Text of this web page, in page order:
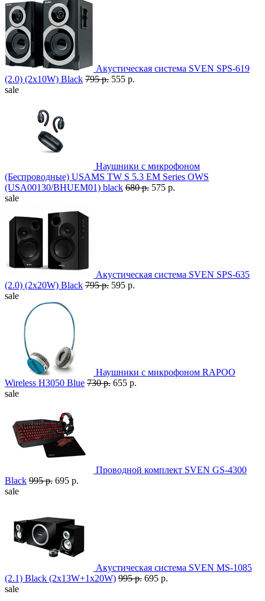
Акустическая система SVEN SPS-619
(2.0) (2x10W) Black 795 р. 555 р.
sale
Наушники с микрофоном
(Беспроводные) USAMS TW S 5.3 EM Series OWS
(USA00130/BHUEM01) black 680 р. 575 р.
sale
Акустическая система SVEN SPS-635
(2.0) (2x20W) Black 795 р. 595 р.
sale
Наушники с микрофоном RAPOO
Wireless H3050 Blue 730 р. 655 р.
sale
Проводной комплект SVEN GS-4300
Black 995 р. 695 р.
sale
Акустическая система SVEN MS-1085
(2.1) Black (2x13W+1x20W) 995 р. 695 р.
sale